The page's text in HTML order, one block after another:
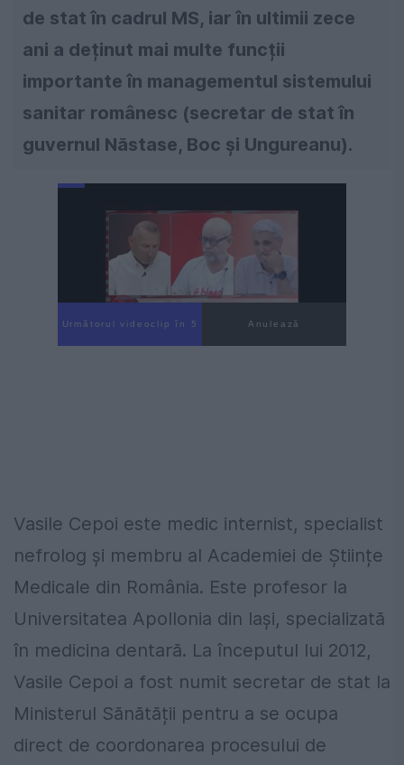
de stat în cadrul MS, iar în ultimii zece
ani a deținut mai multe funcții
importante în managementul sistemului
sanitar românesc (secretar de stat în
guvernul Năstase, Boc și Ungureanu).
Următorul videoclip în 4 Anulează
Vasile Cepoi este medic internist, specialist
nefrolog și membru al Academiei de Științe
Medicale din România. Este profesor la
Universitatea Apollonia din Iași, specializată
în medicina dentară. La începutul lui 2012,
Vasile Cepoi a fost numit secretar de stat la
Ministerul Sănătății pentru a se ocupa
direct de coordonarea procesului de